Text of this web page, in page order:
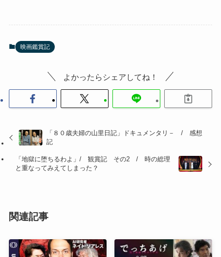
映画鑑賞記
よかったらシェアしてね！
「８０歳夫婦の山里日記」ドキュメンタリ－ / 感想
記
「地獄に堕ちるわよ」/ 観賞記 その2 / 時の総理
と重なってみえてしまった？
関連記事